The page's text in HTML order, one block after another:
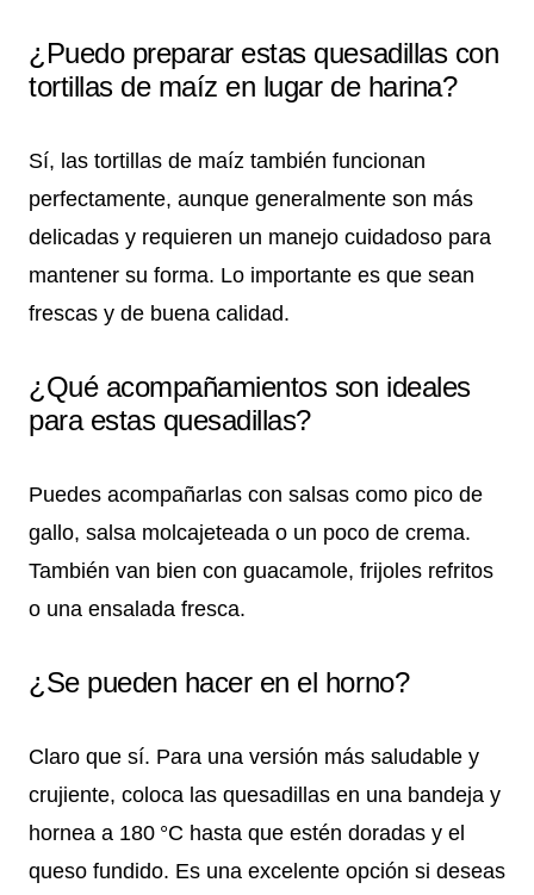
¿Puedo preparar estas quesadillas con
tortillas de maíz en lugar de harina?
Sí, las tortillas de maíz también funcionan
perfectamente, aunque generalmente son más
delicadas y requieren un manejo cuidadoso para
mantener su forma. Lo importante es que sean
frescas y de buena calidad.
¿Qué acompañamientos son ideales
para estas quesadillas?
Puedes acompañarlas con salsas como pico de
gallo, salsa molcajeteada o un poco de crema.
También van bien con guacamole, frijoles refritos
o una ensalada fresca.
¿Se pueden hacer en el horno?
Claro que sí. Para una versión más saludable y
crujiente, coloca las quesadillas en una bandeja y
hornea a 180 °C hasta que estén doradas y el
queso fundido. Es una excelente opción si deseas